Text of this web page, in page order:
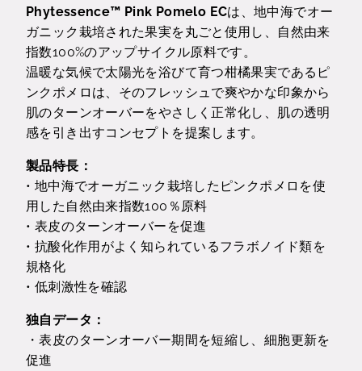
Phytessence™ Pink Pomelo ECは、地中海でオー
ガニック栽培された果実を丸ごと使用し、自然由来
指数100%のアップサイクル原料です。
温暖な気候で太陽光を浴びて育つ柑橘果実であるピ
ンクポメロは、そのフレッシュで爽やかな印象から
肌のターンオーバーをやさしく正常化し、肌の透明
感を引き出すコンセプトを提案します。
製品特長：
• 地中海でオーガニック栽培したピンクポメロを使
用した自然由来指数100％原料
• 表皮のターンオーバーを促進
• 抗酸化作用がよく知られているフラボノイド類を
規格化
• 低刺激性を確認
独自データ：
・表皮のターンオーバー期間を短縮し、細胞更新を
促進